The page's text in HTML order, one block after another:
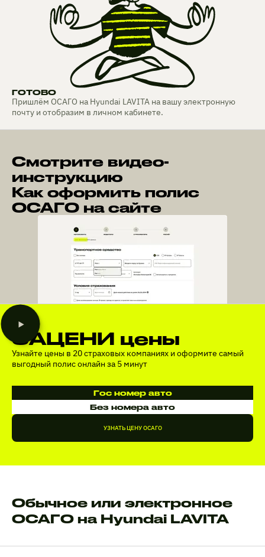
ГОТОВО
Пришлём ОСАГО на Hyundai LAVITA на вашу электронную
почту и отобразим в личном кабинете.
Смотрите видео-
инструкцию
Как оформить полис
ОСАГО на сайте
ЗАЦЕНИ цены
Узнайте цены в 20 страховых компаниях и оформите самый
выгодный полис онлайн за 5 минут
Гос номер авто
Без номера авто
УЗНАТЬ ЦЕНУ ОСАГО
Обычное или электронное
ОСАГО на Hyundai LAVITA